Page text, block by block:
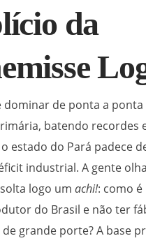
da
dominar de ponta a
batendo recordes
estado do Pará padece
industrial. A gente
logo umachi!: como é
do Brasil e não ter
grande porte? A base